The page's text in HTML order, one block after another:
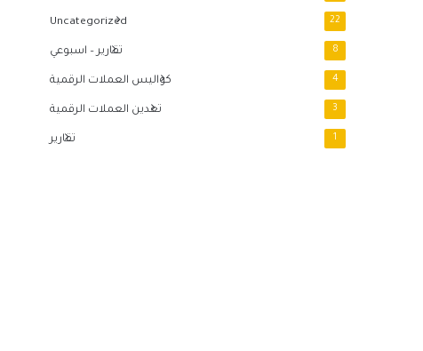
Uncategorized 22
تقارير – اسبوعي 8
كواليس العملات الرقمية 4
تعدين العملات الرقمية 3
تقارير 1